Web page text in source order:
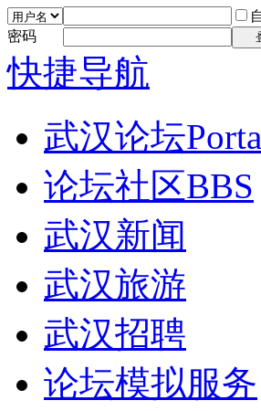
密码
快捷导航
武汉论坛
论坛社区BBS
武汉新闻
武汉旅游
武汉招聘
论坛模拟服务